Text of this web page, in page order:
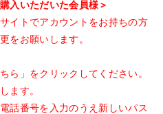
入いただいた会員様＞
イトでアカウントをお持ちの方
をお願いします。
ら」をクリックしてください。
ます。
話番号を入力のうえ新しいパス